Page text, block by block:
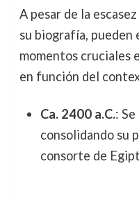
A pesar de la
su biografía, pueden
momentos cruciales
en función del
Ca. 2400 a.C.:
consolidando su
consorte de